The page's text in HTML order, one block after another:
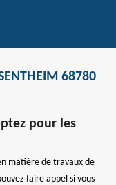
68780
pour les
matière de travaux de
faire appel si vous